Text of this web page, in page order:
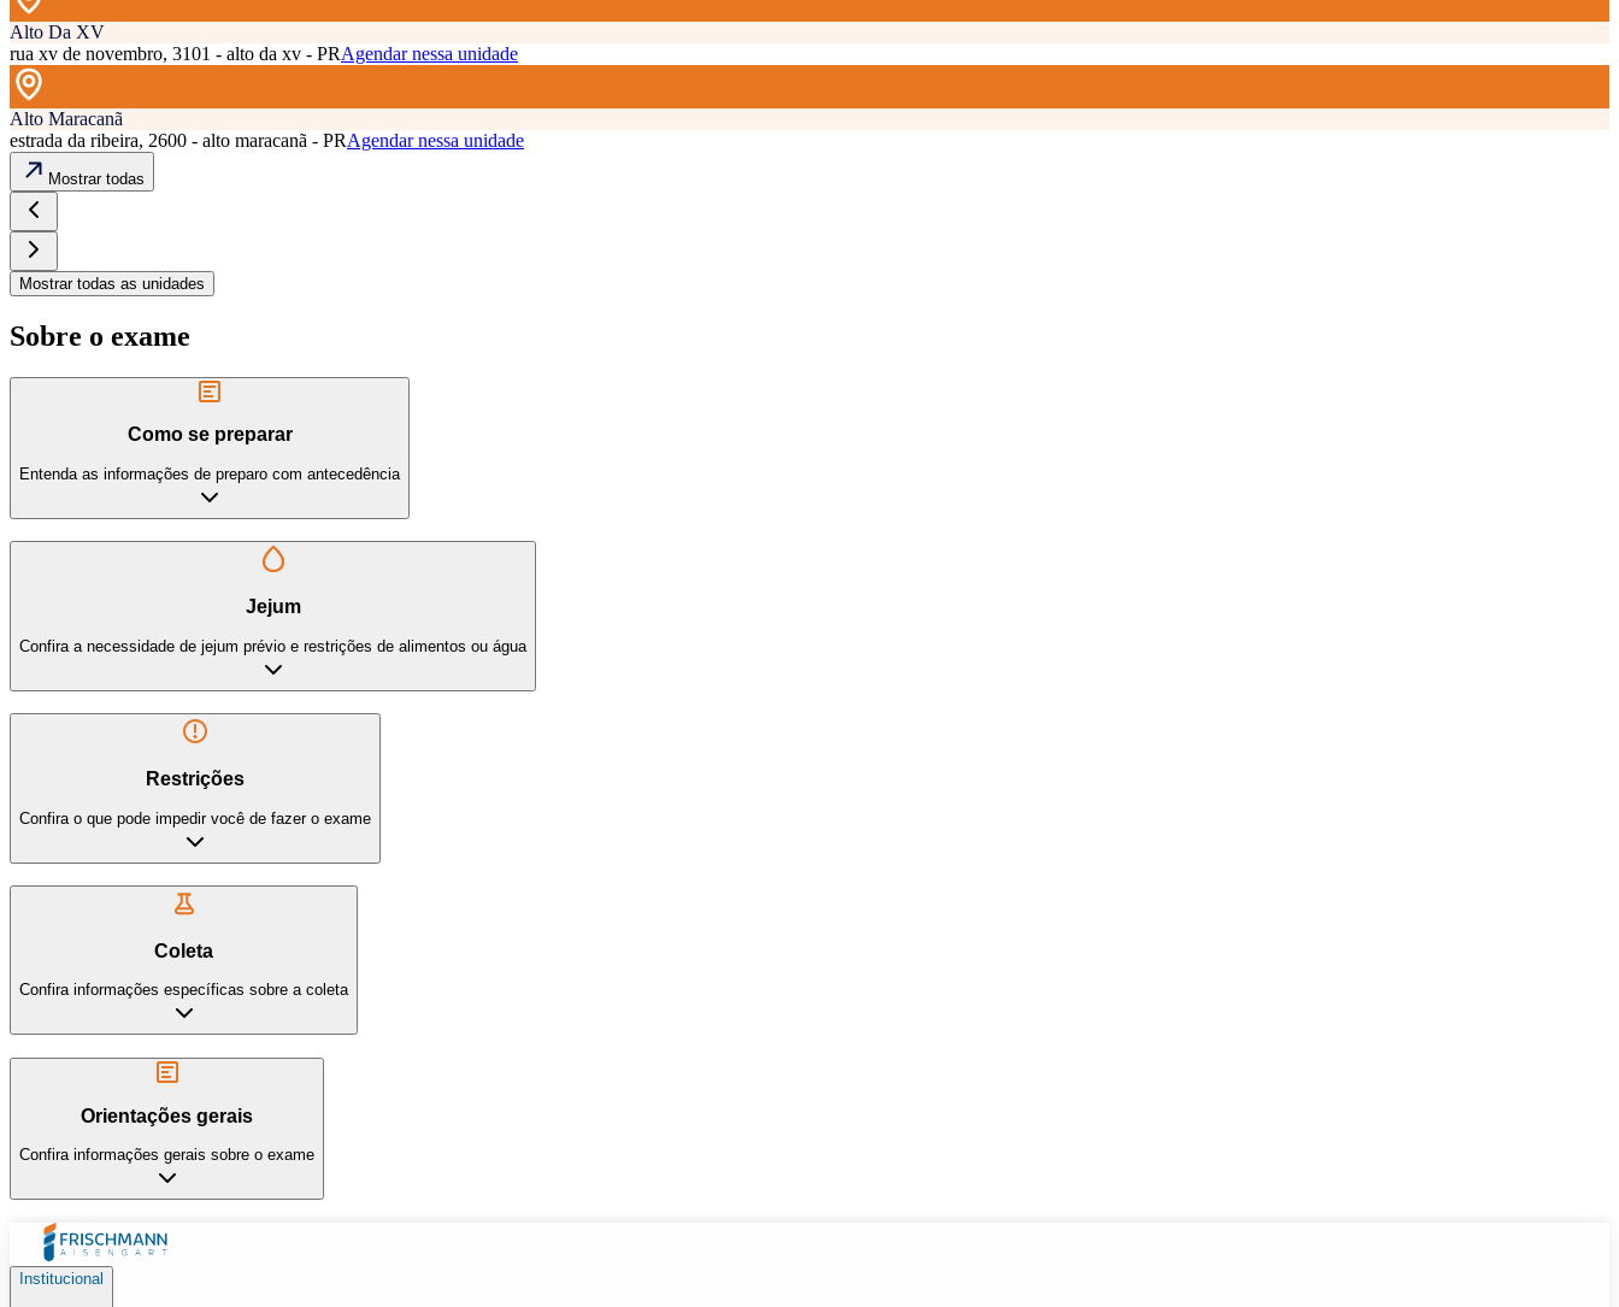
Alto Da XV
rua xv de novembro, 3101 - alto da xv - PRAgendar nessa unidade
Alto Maracanã
estrada da ribeira, 2600 - alto maracanã - PRAgendar nessa unidade
Mostrar todas
Mostrar todas as unidades
Sobre o exame
Como se preparar
Entenda as informações de preparo com antecedência
Jejum
Confira a necessidade de jejum prévio e restrições de alimentos ou água
Restrições
Confira o que pode impedir você de fazer o exame
Coleta
Confira informações específicas sobre a coleta
Orientações gerais
Confira informações gerais sobre o exame
Institucional